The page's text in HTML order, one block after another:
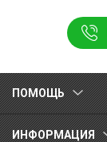
ПОМОЩЬ
ИНФОРМАЦИЯ